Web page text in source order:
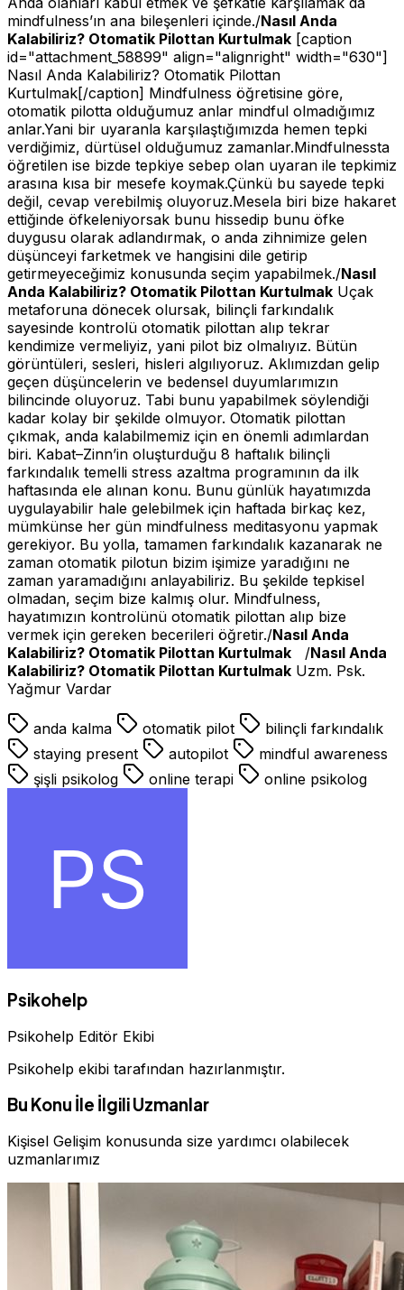
mindfulness’ın ana bileşenleri içinde./Nasıl Anda
Kalabiliriz? Otomatik Pilottan Kurtulmak [caption
id="attachment_58899" align="alignright" width="630"]
Nasıl Anda Kalabiliriz? Otomatik Pilottan
Kurtulmak[/caption] Mindfulness öğretisine göre,
otomatik pilotta olduğumuz anlar mindful olmadığımız
anlar.Yani bir uyaranla karşılaştığımızda hemen tepki
verdiğimiz, dürtüsel olduğumuz zamanlar.Mindfulnessta
öğretilen ise bizde tepkiye sebep olan uyaran ile tepkimiz
arasına kısa bir mesefe koymak.Çünkü bu sayede tepki
değil, cevap verebilmiş oluyoruz.Mesela biri bize hakaret
ettiğinde öfkeleniyorsak bunu hissedip bunu öfke
duygusu olarak adlandırmak, o anda zihnimize gelen
düşünceyi farketmek ve hangisini dile getirip
getirmeyeceğimiz konusunda seçim yapabilmek./Nasıl
Anda Kalabiliriz? Otomatik Pilottan Kurtulmak Uçak
metaforuna dönecek olursak, bilinçli farkındalık
sayesinde kontrolü otomatik pilottan alıp tekrar
kendimize vermeliyiz, yani pilot biz olmalıyız. Bütün
görüntüleri, sesleri, hisleri algılıyoruz. Aklımızdan gelip
geçen düşüncelerin ve bedensel duyumlarımızın
bilincinde oluyoruz. Tabi bunu yapabilmek söylendiği
kadar kolay bir şekilde olmuyor. Otomatik pilottan
çıkmak, anda kalabilmemiz için en önemli adımlardan
biri. Kabat–Zinn’in oluşturduğu 8 haftalık bilinçli
farkındalık temelli stress azaltma programının da ilk
haftasında ele alınan konu. Bunu günlük hayatımızda
uygulayabilir hale gelebilmek için haftada birkaç kez,
mümkünse her gün mindfulness meditasyonu yapmak
gerekiyor. Bu yolla, tamamen farkındalık kazanarak ne
zaman otomatik pilotun bizim işimize yaradığını ne
zaman yaramadığını anlayabiliriz. Bu şekilde tepkisel
olmadan, seçim bize kalmış olur. Mindfulness,
hayatımızın kontrolünü otomatik pilottan alıp bize
vermek için gereken becerileri öğretir./Nasıl Anda
Kalabiliriz? Otomatik Pilottan Kurtulmak /Nasıl Anda
Kalabiliriz? Otomatik Pilottan Kurtulmak Uzm. Psk.
Yağmur Vardar
anda kalma otomatik pilot
bilinçli farkındalık
staying present
autopilot
mindful awareness
şişli psikolog
online terapi online psikolog
Psikohelp
Psikohelp Editör Ekibi
Psikohelp ekibi tarafından hazırlanmıştır.
Bu Konu İle İlgili Uzmanlar
Kişisel Gelişim konusunda size yardımcı olabilecek
uzmanlarımız